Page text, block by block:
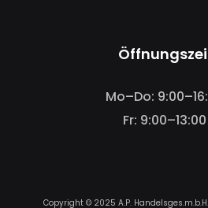
Mo–Do:
Fr:
Copyright © 2025 A.P.